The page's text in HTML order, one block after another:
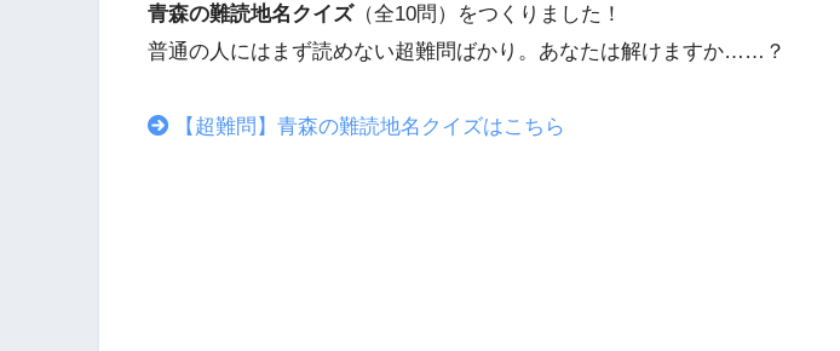
青森の難読地名クイズ（全10問）をつくりました！
普通の人にはまず読めない超難問ばかり。あなたは解けますか……？
【超難問】青森の難読地名クイズはこちら